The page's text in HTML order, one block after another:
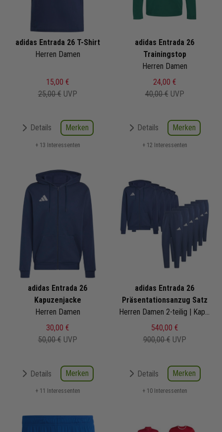
adidas Entrada 26 T-Shirt
Herren Damen
15,00 €
25,00 € UVP
Details Merken
+ 13 Interessenten
adidas Entrada 26
Trainingstop
Herren Damen
24,00 €
40,00 € UVP
Details Merken
+ 12 Interessenten
adidas Entrada 26
Kapuzenjacke
Herren Damen
30,00 €
50,00 € UVP
Details Merken
+ 11 Interessenten
adidas Entrada 26
Präsentationsanzug Satz
Herren Damen 2-teilig | Kapuzenjacke Präsentationshose
540,00 €
900,00 € UVP
Details Merken
+ 10 Interessenten